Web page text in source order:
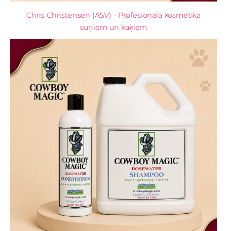
Chris Christensen (ASV) - Profesionālā kosmētika
suņiem un kaķiem